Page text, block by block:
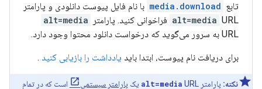
تابع media.download با نام فایل پیوست دانلودی و پارامتر
alt=media URL فراخوانی کنید. پارامتر
alt=media
URL به سرور می‌گوید که درخواست دانلود محتوا وجود دارد.
برای دریافت نام پیوست، ابتدا باید یادداشت را بازیابی کنید .
نکته: پارامتر alt=media URL یک پارامتر سیستمی
است که در تمام